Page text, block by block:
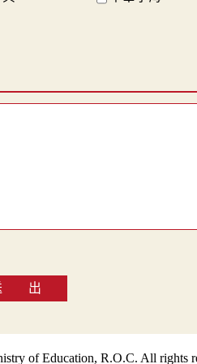
出
of Education, R.O.C. All rights